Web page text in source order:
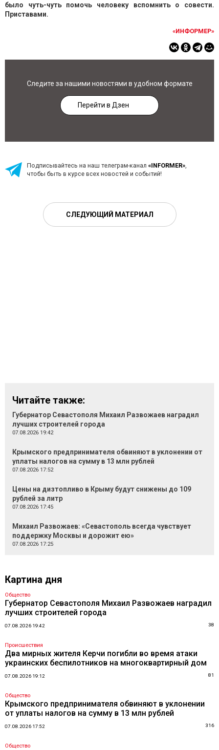
было чуть-чуть помочь человеку вспомнить о совести.
Приставами.
«ИНФОРМЕР»
Следите за нашими новостями в удобном формате
Перейти в Дзен
Подписывайтесь на наш телеграм-канал «INFORMER»,
чтобы быть в курсе всех новостей и событий!
СЛЕДУЮЩИЙ МАТЕРИАЛ
Читайте также:
Губернатор Севастополя Михаил Развожаев наградил
лучших строителей города
07.08.2026 19:42
Крымского предпринимателя обвиняют в уклонении от
уплаты налогов на сумму в 13 млн рублей
07.08.2026 17:52
Цены на дизтопливо в Крыму будут снижены до 109
рублей за литр
07.08.2026 17:45
Михаил Развожаев: «Севастополь всегда чувствует
поддержку Москвы и дорожит ею»
07.08.2026 17:25
Картина дня
Общество
Губернатор Севастополя Михаил Развожаев наградил
лучших строителей города
07.08.2026 19:42 38
Происшествия
Два мирных жителя Керчи погибли во время атаки
украинских беспилотников на многоквартирный дом
07.08.2026 19:12 81
Общество
Крымского предпринимателя обвиняют в уклонении
от уплаты налогов на сумму в 13 млн рублей
07.08.2026 17:52 316
Общество